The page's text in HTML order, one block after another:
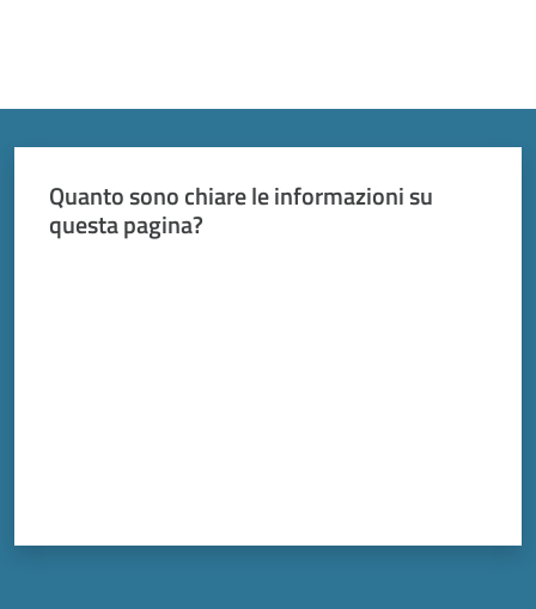
Quanto sono chiare le informazioni su
questa pagina?